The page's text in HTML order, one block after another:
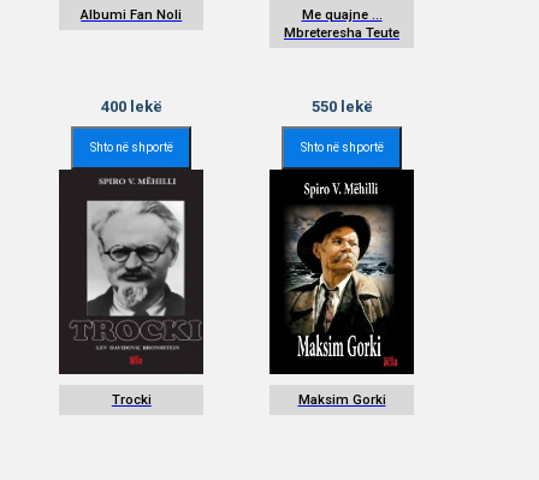
Albumi Fan Noli
400lekë
Shto në shportë
Me quajne …
Mbreteresha Teute
550lekë
Shto në shportë
Trocki Maksim Gorki